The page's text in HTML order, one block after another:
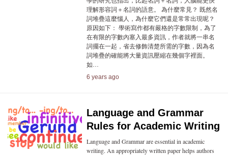
理解形容詞＋名詞的語意。 為什麼常見？ 既然名
詞堆疊這麼惱人，為什麼它們還是常常出現呢？
原因如下： 學術寫作都有嚴格的字數限制，為了
在有限的字數內塞入最多資訊，作者就將一串名
詞擺在一起，省去修飾清楚所需的字數，因為名
詞堆疊的確能將大量資訊壓縮在幾個字裡面。
如…
6 years ago
Language and Grammar
Rules for Academic Writing
Language and Grammar are essential in academic
writing. An appropriately written paper helps authors